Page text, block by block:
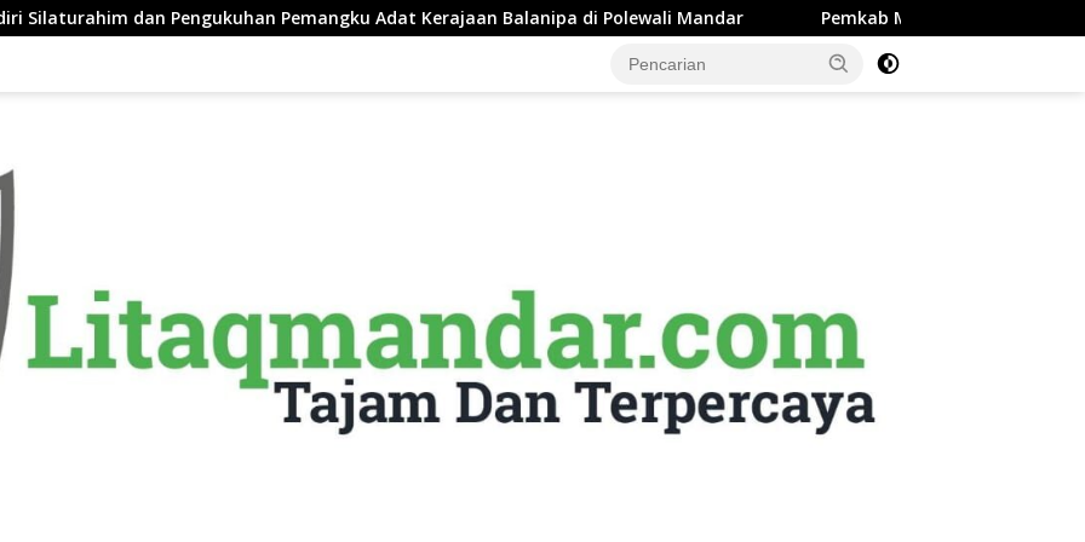
Pemangku Adat Kerajaan Balanipa di Polewali Mandar Pemkab Majene Terapkan Sistem Payroll Retribusi